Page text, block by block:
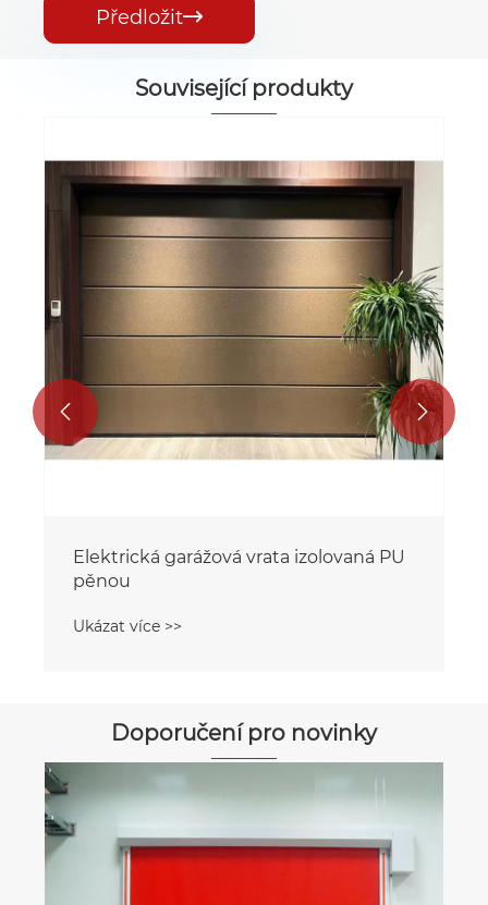
Předložit
Související produkty
Automatické garážová vrata
Ukázat více >>
 
Doporučení pro novinky
Jaké jsou metody denní údržby pro
dveře válců？